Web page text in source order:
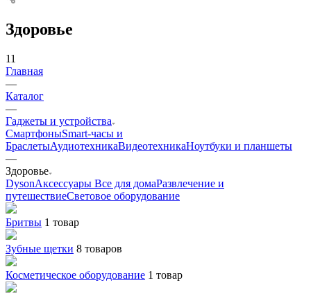
Здоровье
11
Главная
—
Каталог
—
Гаджеты и устройства
СмартфоныSmart-часы и
БраслетыАудиотехникаВидеотехникаНоутбуки и планшеты
—
Здоровье
DysonАксессуары Все для домаРазвлечение и
путешествиеСветовое оборудование
Бритвы 1 товар
Зубные щетки 8 товаров
Косметическое оборудование 1 товар